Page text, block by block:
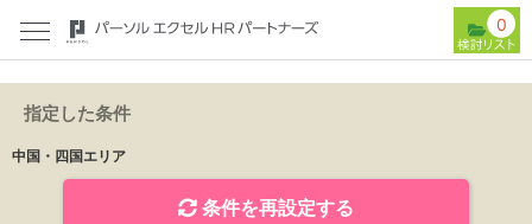
0
指定した条件
中国・四国エリア
条件を再設定する